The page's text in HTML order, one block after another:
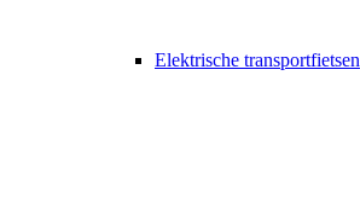
Elektrische transportfietsen